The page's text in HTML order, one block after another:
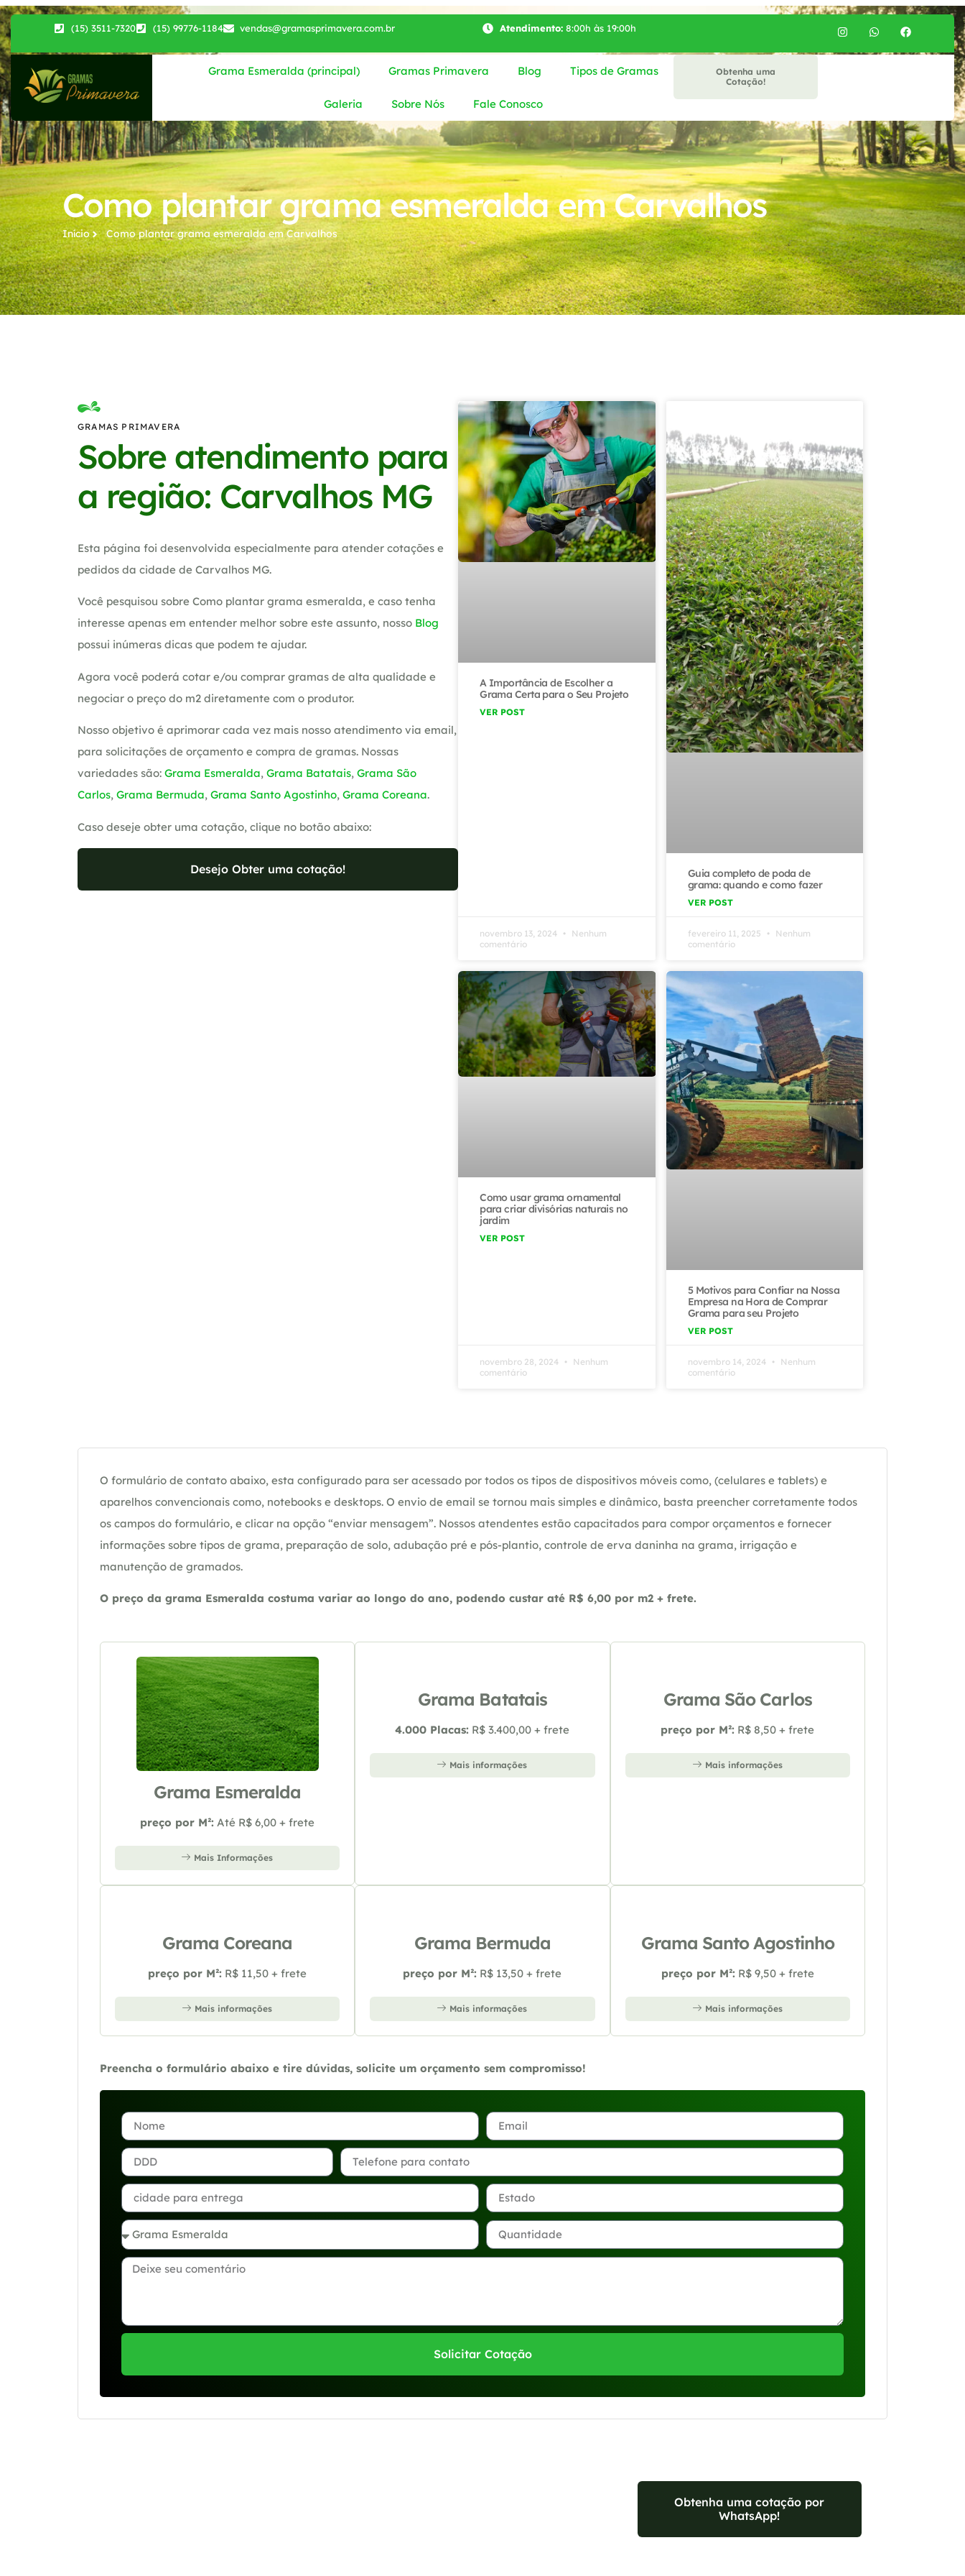
(15) 3511-7320 (15) 99776-1184 vendas@gramasprimavera.com.br Atendimento:8:00h às 19:00h
Grama Esmeralda (principal) Gramas Primavera Blog Tipos de Gramas
Galeria Sobre Nós Fale Conosco
Obtenha uma
Cotação!
Como plantar grama esmeralda em Carvalhos
Início Como plantar grama esmeralda​ em Carvalhos
GRAMAS PRIMAVERA
Sobre atendimento para
a região: Carvalhos MG
Esta página foi desenvolvida especialmente para atender cotações e
pedidos da cidade de Carvalhos MG.
Você pesquisou sobre Como plantar grama esmeralda, e caso tenha
interesse apenas em entender melhor sobre este assunto, nosso Blog
possui inúmeras dicas que podem te ajudar.
Agora você poderá cotar e/ou comprar gramas de alta qualidade e
negociar o preço do m2 diretamente com o produtor.
Nosso objetivo é aprimorar cada vez mais nosso atendimento via email,
para solicitações de orçamento e compra de gramas. Nossas
variedades são: Grama Esmeralda, Grama Batatais, Grama São
Carlos, Grama Bermuda, Grama Santo Agostinho, Grama Coreana.
Caso deseje obter uma cotação, clique no botão abaixo:
Desejo Obter uma cotação!
A Importância de Escolher a
Grama Certa para o Seu Projeto
VER POST
novembro 13, 2024
Nenhum
comentário
Guia completo de poda de
grama: quando e como fazer
VER POST
fevereiro 11, 2025
Nenhum
comentário
Como usar grama ornamental
para criar divisórias naturais no
jardim
VER POST
novembro 28, 2024
Nenhum
comentário
5 Motivos para Confiar na Nossa
Empresa na Hora de Comprar
Grama para seu Projeto
VER POST
novembro 14, 2024
Nenhum
comentário
O formulário de contato abaixo, esta configurado para ser acessado por todos os tipos de dispositivos móveis como, (celulares e tablets) e
aparelhos convencionais como, notebooks e desktops. O envio de email se tornou mais simples e dinâmico, basta preencher corretamente todos
os campos do formulário, e clicar na opção “enviar mensagem”. Nossos atendentes estão capacitados para compor orçamentos e fornecer
informações sobre tipos de grama, preparação de solo, adubação pré e pós-plantio, controle de erva daninha na grama, irrigação e
manutenção de gramados.
O preço da grama Esmeralda costuma variar ao longo do ano, podendo custar até R$ 6,00 por m2 + frete.
Grama Esmeralda
preço por M²: Até R$ 6,00 + frete
Mais Informações
Grama Batatais
4.000 Placas: R$ 3.400,00 + frete
Mais informações
Grama São Carlos
preço por M²: R$ 8,50 + frete
Mais informações
Grama Coreana
preço por M²: R$ 11,50 + frete
Mais informações
Grama Bermuda
preço por M²: R$ 13,50 + frete
Mais informações
Grama Santo Agostinho
preço por M²: R$ 9,50 + frete
Mais informações
Preencha o formulário abaixo e tire dúvidas, solicite um orçamento sem compromisso!
Solicitar Cotação
Obtenha uma cotação por
WhatsApp!